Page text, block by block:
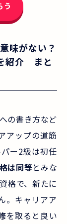
う
味がない？
紹介 まと
の書き方など
アップの道筋
ー2級は初任
は同等とみな
格で、新たに
。キャリアア
を取ると良い